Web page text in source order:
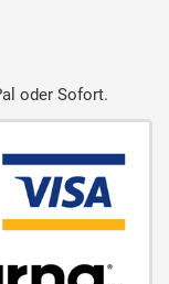
oder Sofort.